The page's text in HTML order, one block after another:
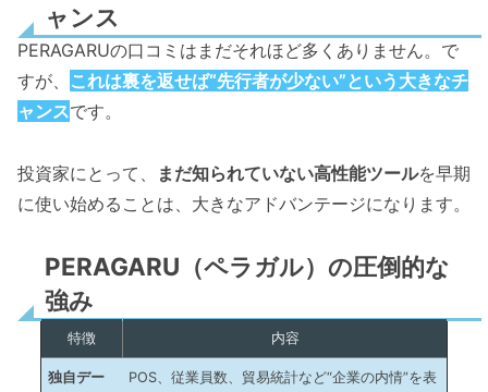
ャンス
PERAGARUの口コミはまだそれほど多くありません。で
すが、 これは裏を返せば“先行者が少ない”という大きなチ
ャンスです。
投資家にとって、 まだ知られていない高性能ツールを早期
に使い始めることは、大きなアドバンテージになります。
PERAGARU（ペラガル）の圧倒的な
強み
特徴 内容
独自デー
POS、従業員数、貿易統計など“企業の内情”を表